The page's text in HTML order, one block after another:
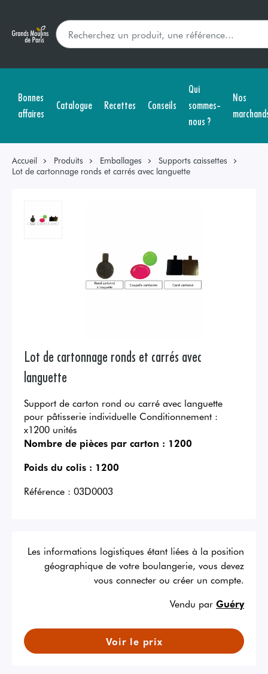
Bonnes
affaires
Catalogue Recettes Conseils
Qui
sommes-
nous ?
Nos
Accueil Produits Emballages
Supports caissettes
Lot de cartonnage ronds et carrés avec languette
Lot de cartonnage ronds et carrés avec
languette
Support de carton rond ou carré avec languette
pour pâtisserie individuelle Conditionnement :
x1200 unités
Nombre de pièces par carton : 1200
Poids du colis : 1200
Référence : 03D0003
Les informations logistiques étant liées à la position
géographique de votre boulangerie, vous devez
vous connecter ou créer un compte.
Vendu par Guéry
Voir le prix